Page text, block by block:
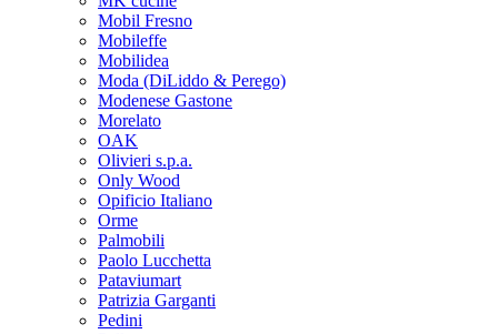
Mobil Fresno
Mobileffe
Mobilidea
Moda (DiLiddo & Perego)
Modenese Gastone
Morelato
OAK
Olivieri s.p.a.
Only Wood
Opificio Italiano
Orme
Palmobili
Paolo Lucchetta
Pataviumart
Patrizia Garganti
Pedini